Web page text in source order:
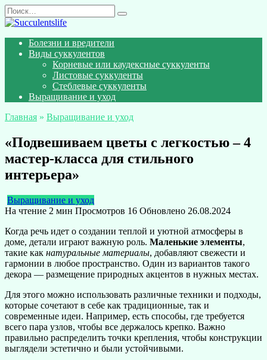
Перейти
к
Search
for:
Болезни и вредители
Виды суккулентов
Корневые или каудексные суккуленты
Листовые суккуленты
Стеблевые суккуленты
Выращивание и уход
Главная » Выращивание и уход
«Подвешиваем цветы с легкостью – 4
мастер-класса для стильного
интерьера»
Выращивание и уход
На чтение 2 мин Просмотров 16 Обновлено 26.08.2024
Когда речь идет о создании теплой и уютной атмосферы в
доме, детали играют важную роль. Маленькие элементы,
такие как натуральные материалы, добавляют свежести и
гармонии в любое пространство. Один из вариантов такого
декора — размещение природных акцентов в нужных местах.
Для этого можно использовать различные техники и подходы,
которые сочетают в себе как традиционные, так и
современные идеи. Например, есть способы, где требуется
всего пара узлов, чтобы все держалось крепко. Важно
правильно распределить точки крепления, чтобы конструкции
выглядели эстетично и были устойчивыми.